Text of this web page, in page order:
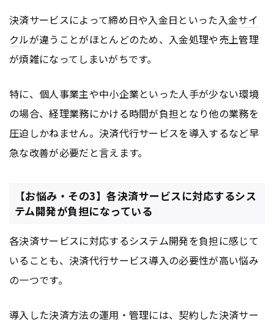
決済サービスによって締め日や入金日といった入金サイ
クルが違うことがほとんどのため、入金処理や売上管理
が煩雑になってしまいがちです。
特に、個人事業主や中小企業といった人手が少ない環境
の場合、経理業務にかける時間が負担となり他の業務を
圧迫しかねません。決済代行サービスを導入するなど早
急な改善が必要だと言えます。
【お悩み・その3】各決済サービスに対応するシス
テム開発が負担になっている
各決済サービスに対応するシステム開発を負担に感じて
いることも、決済代行サービス導入の必要性が高い悩み
の一つです。
導入した決済方法の運用・管理には、契約した決済サー